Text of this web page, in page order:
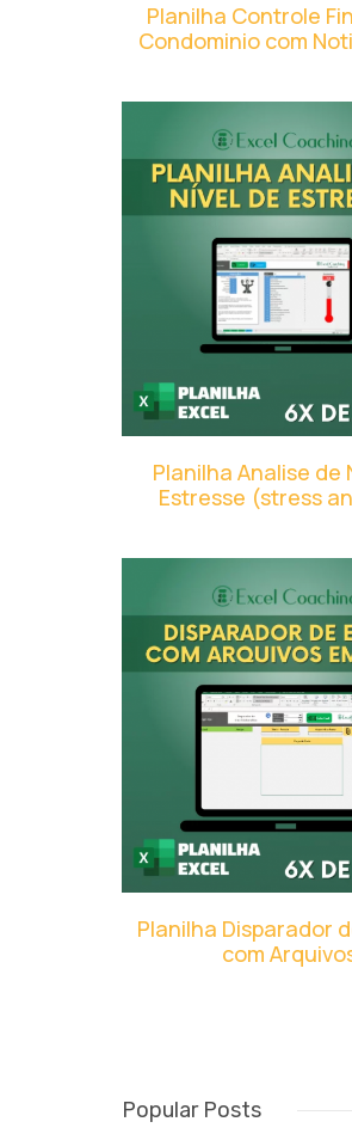
Planilha Controle
Condominio com
Planilha Analise de
Estresse (stress
Planilha Disparador
com
Popular Posts